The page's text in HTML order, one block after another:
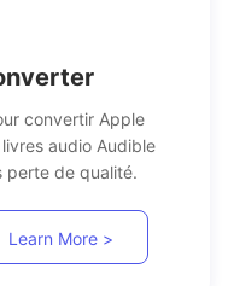
convertir Apple
audio Audible
perte de qualité.
Learn More >